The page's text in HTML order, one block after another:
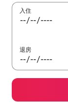
入住
退房